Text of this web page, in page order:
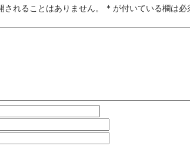
されることはありません。 * が付いている欄は必